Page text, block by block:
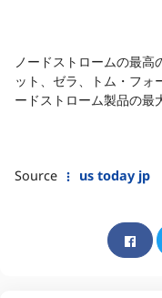
ノードストロームの最
ット、ゼラ、トム・フォ
ードストローム製品の最
Source us today jp